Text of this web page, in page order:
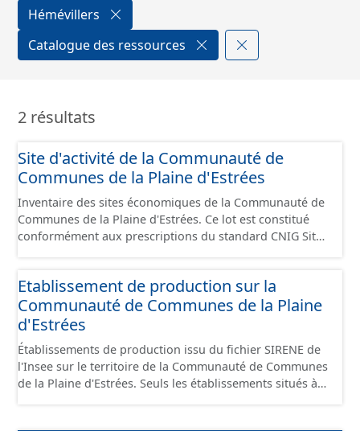
Hémévillers
Catalogue des ressources
2 résultats
Site d'activité de la Communauté de
Communes de la Plaine d'Estrées
Inventaire des sites économiques de la Communauté de
Communes de la Plaine d'Estrées. Ce lot est constitué
conformément aux prescriptions du standard CNIG Sites
Etablissement de production sur la
Communauté de Communes de la Plaine
d'Estrées
Établissements de production issu du fichier SIRENE de
l'Insee sur le territoire de la Communauté de Communes
de la Plaine d'Estrées. Seuls les établissements situés à